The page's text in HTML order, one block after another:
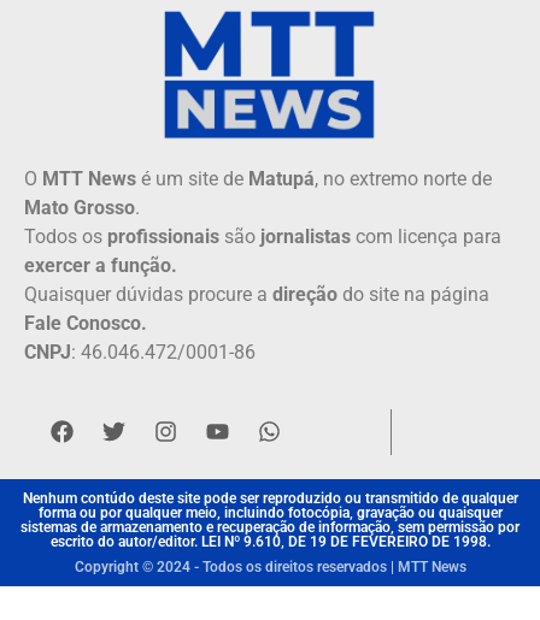
O MTT News é um site de Matupá, no extremo norte de
Mato Grosso.
Todos os profissionais são jornalistas com licença para
exercer a função.
Quaisquer dúvidas procure a direção do site na página
Fale Conosco.
CNPJ: 46.046.472/0001-86
Nenhum contúdo deste site pode ser reproduzido ou transmitido de qualquer
forma ou por qualquer meio, incluindo fotocópia, gravação ou quaisquer
sistemas de armazenamento e recuperação de informação, sem permissão por
escrito do autor/editor. LEI Nº 9.610, DE 19 DE FEVEREIRO DE 1998.
Copyright © 2024 - Todos os direitos reservados | MTT News